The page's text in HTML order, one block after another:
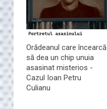
Orădeanul care încearcă
să dea un chip unuia
asasinat misterios -
Cazul Ioan Petru
Culianu